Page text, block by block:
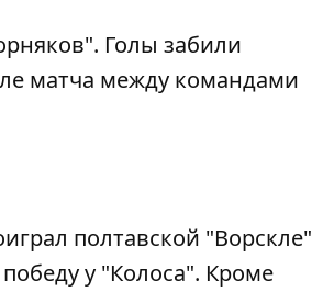
Голы забили
матча между командами
полтавской "Ворскле"
у "Колоса". Кроме